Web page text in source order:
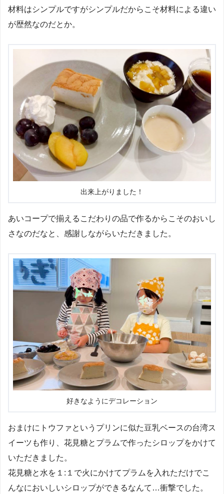
材料はシンプルですがシンプルだからこそ材料による違い
が歴然なのだとか。
出来上がりました！
あいコープで揃えるこだわりの品で作るからこそのおいし
さなのだなと、感謝しながらいただきました。
好きなようにデコレーション
おまけにトウファというプリンに似た豆乳ベースの台湾ス
イーツも作り、花見糖とプラムで作ったシロップをかけて
いただきました。
花見糖と水を１:１で火にかけてプラムを入れただけでこ
んなにおいしいシロップができるなんて…衝撃でした。